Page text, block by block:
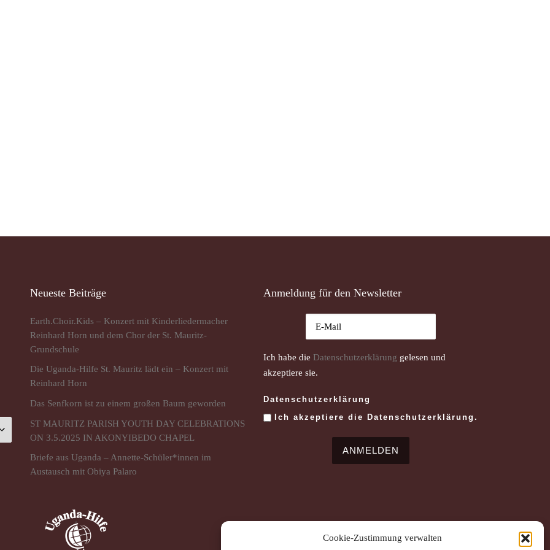
Cookie-Zustimmung verwalten
Neueste Beiträge
Earth.Choir.Kids – Konzert mit Kinderliedermacher
Reinhard Horn und dem Chor der St. Mauritz-
Grundschule
Die Uganda-Hilfe St. Mauritz lädt ein – Konzert mit
Reinhard Horn
Das Senfkorn ist zu einem großen Baum geworden
ST MAURITZ PARISH YOUTH DAY CELEBRATIONS
ON 3.5.2025 IN AKONYIBEDO CHAPEL
Briefe aus Uganda – Annette-Schüler*innen im
Austausch mit Obiya Palaro
Anmeldung für den Newsletter
Ich habe die Datenschutzerklärung gelesen und
akzeptiere sie.
Datenschutzerklärung
Ich akzeptiere die Datenschutzerklärung.